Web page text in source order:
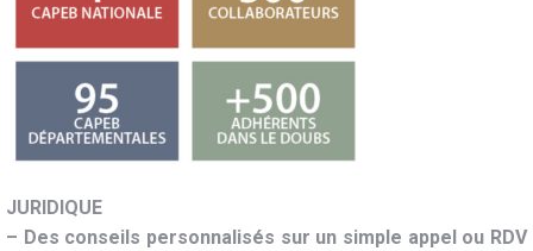
JURIDIQUE
– Des conseils personnalisés sur un simple appel ou RDV